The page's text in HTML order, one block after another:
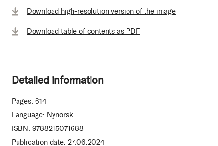
Download high-resolution version of the image
Download table of contents as PDF
Detailed information
Pages: 614
Language: Nynorsk
ISBN: 9788215071688
Publication date: 27.06.2024